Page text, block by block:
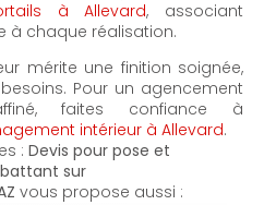
à Allevard, associant
à chaque réalisation.
mérite une finition soignée,
Pour un agencement
faites confiance à
intérieur à Allevard.
: Devis pour pose et
sur
vous propose aussi :